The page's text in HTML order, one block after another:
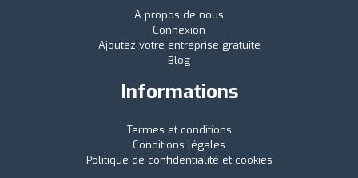
À propos de nous
Connexion
Ajoutez votre entreprise gratuite
Blog
Informations
Termes et conditions
Conditions légales
Politique de confidentialité et cookies